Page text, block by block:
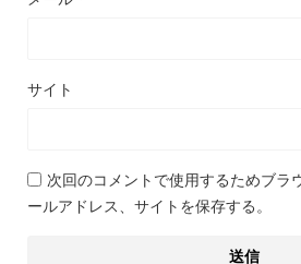
サイト
次回のコメントで使用するためブラ
ールアドレス、サイトを保存する。